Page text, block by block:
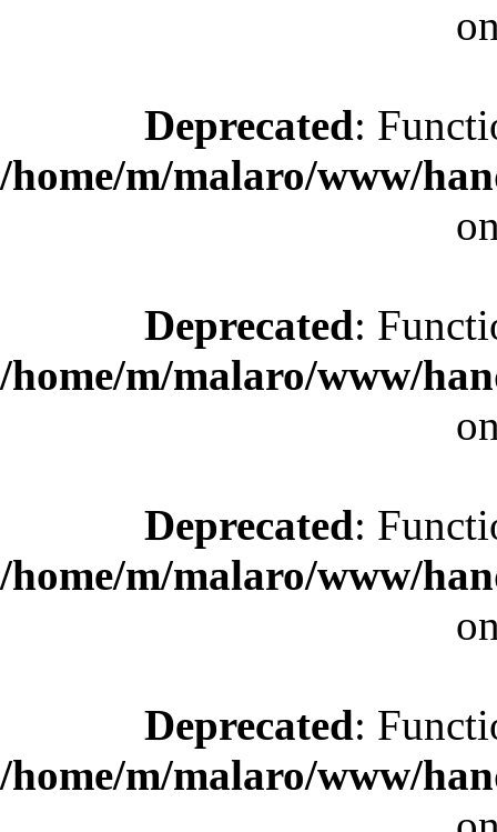
Deprecated:
/home/m/malaro/www/
Deprecated:
/home/m/malaro/www/
Deprecated:
/home/m/malaro/www/
Deprecated:
/home/m/malaro/www/